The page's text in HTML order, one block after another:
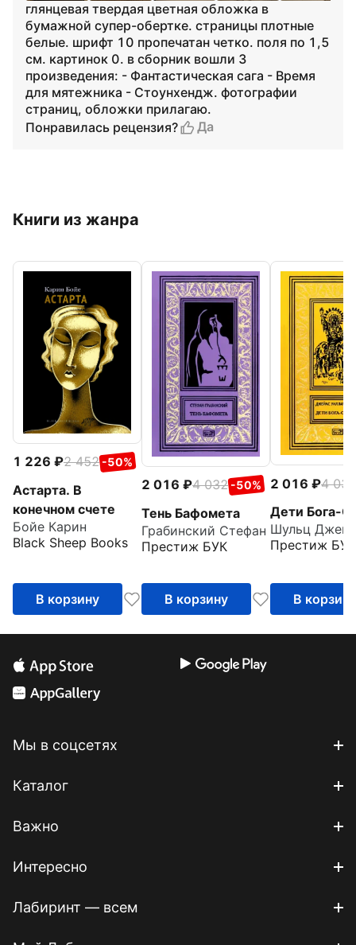
глянцевая твердая цветная обложка в
бумажной супер-обертке. страницы плотные
белые. шрифт 10 пропечатан четко. поля по 1,5
см. картинок 0. в сборник вошли 3
произведения: - Фантастическая сага - Время
для мятежника - Стоунхендж. фотографии
страниц, обложки прилагаю.
Понравилась рецензия?
Да
Книги из жанра
1 226 2 452 -50%
Астарта. В
конечном счете
Бойе Карин
Black Sheep Books
В корзину
2 016 4 032 -50%
Тень Бафомета
Грабинский Стефан
Престиж БУК
В корзину
2 016
4 032
Дети Бога-
Престиж БУК
В корзину
Мы в соцсетях
Каталог
Важно
Интересно
Лабиринт — всем